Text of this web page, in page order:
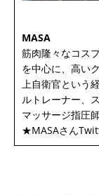
MASA
筋肉隆々なコス
を中心に、高い
上自衛官という
ルトレーナー、
マッサージ指圧
★MASAさん